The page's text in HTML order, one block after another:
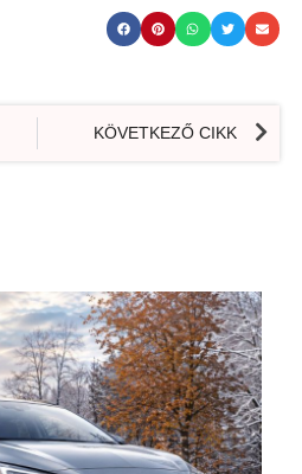
KÖVETKEZŐ CIKK